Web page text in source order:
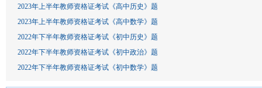
2023年上半年教师资格证考试《高中历史》题
2023年上半年教师资格证考试《高中数学》题
2022年下半年教师资格证考试《初中历史》题
2022年下半年教师资格证考试《初中政治》题
2022年下半年教师资格证考试《初中数学》题